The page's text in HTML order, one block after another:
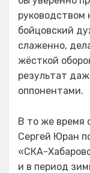
руководством
бойцовский
слаженно,
жёсткой
результат
оппонентами.
В то же время
Сергей Юран
«СКА-
и в период